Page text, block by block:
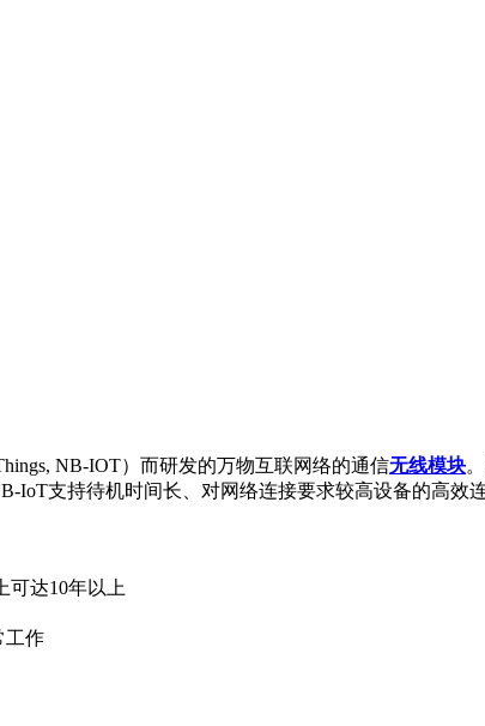
NB-IOT）而研发的万物互联网络的通信无线模块
支持待机时间长、对网络连接要求较高设备的高效
可达10年以上
工作